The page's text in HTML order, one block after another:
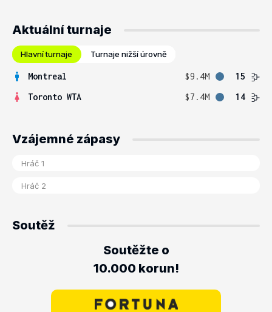
Aktuální turnaje
Hlavní turnaje Turnaje nižší úrovně
Montreal $9.4M
15
Toronto WTA
$7.4M 14
Vzájemné zápasy
Soutěž
Soutěžte o
10.000 korun!